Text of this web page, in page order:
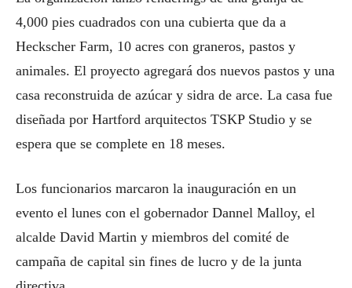
4,000 pies cuadrados con una cubierta que da a
Heckscher Farm, 10 acres con graneros, pastos y
animales. El proyecto agregará dos nuevos pastos y una
casa reconstruida de azúcar y sidra de arce. La casa fue
diseñada por Hartford arquitectos TSKP Studio y se
espera que se complete en 18 meses.
Los funcionarios marcaron la inauguración en un
evento el lunes con el gobernador Dannel Malloy, el
alcalde David Martin y miembros del comité de
campaña de capital sin fines de lucro y de la junta